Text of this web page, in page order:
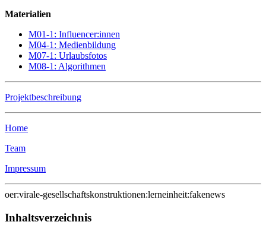
Materialien
M01-1: Influencer:innen
M04-1: Medienbildung
M07-1: Urlaubsfotos
M08-1: Algorithmen
Projektbeschreibung
Home
Team
Impressum
oer:virale-gesellschaftskonstruktionen:lerneinheit:fakenews
Inhaltsverzeichnis